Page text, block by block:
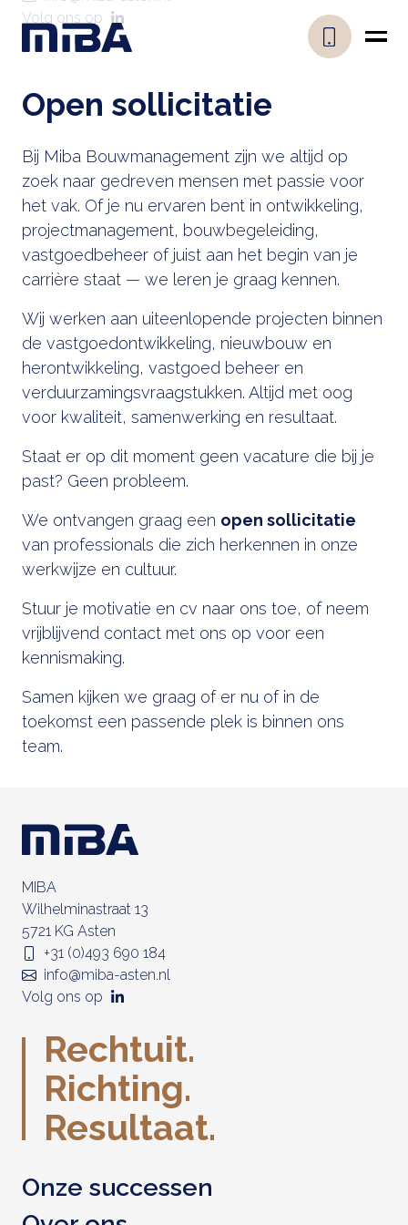
Volg ons op
Open sollicitatie
Bij Miba Bouwmanagement zijn we altijd op
zoek naar gedreven mensen met passie voor
het vak. Of je nu ervaren bent in ontwikkeling,
projectmanagement, bouwbegeleiding,
vastgoedbeheer of juist aan het begin van je
carrière staat — we leren je graag kennen.
Wij werken aan uiteenlopende projecten binnen
de vastgoedontwikkeling, nieuwbouw en
herontwikkeling, vastgoed beheer en
verduurzamingsvraagstukken. Altijd met oog
voor kwaliteit, samenwerking en resultaat.
Staat er op dit moment geen vacature die bij je
past? Geen probleem.
We ontvangen graag een open sollicitatie
van professionals die zich herkennen in onze
werkwijze en cultuur.
Stuur je motivatie en cv naar ons toe, of neem
vrijblijvend contact met ons op voor een
kennismaking.
Samen kijken we graag of er nu of in de
toekomst een passende plek is binnen ons
team.
MIBA
Wilhelminastraat 13
5721 KG Asten
+31 (0)493 690 184
info@miba-asten.nl
Volg ons op
Rechtuit.
Richting.
Resultaat.
Onze successen